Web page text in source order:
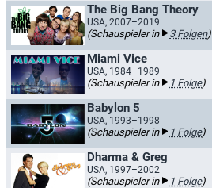
The Big Bang Theory
USA, 2007–2019
(Schauspieler in 3 Folgen)
Miami Vice
USA, 1984–1989
(Schauspieler in 1 Folge)
Babylon 5
USA, 1993–1998
(Schauspieler in 1 Folge)
Dharma & Greg
USA, 1997–2002
(Schauspieler in 1 Folge)